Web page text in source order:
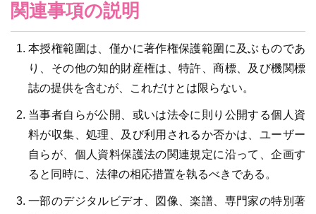
関連事項の説明
本授権範圍は、僅かに著作権保護範圍に及ぶものであ
り、その他の知的財産権は、特許、商標、及び機関標
誌の提供を含むが、これだけとは限らない。
当事者自らが公開、或いは法令に則り公開する個人資
料が収集、処理、及び利用されるか否かは、ユーザー
自らが、個人資料保護法の関連規定に沿って、企画す
ると同時に、法律の相応措置を執るべきである。
一部のデジタルビデオ、図像、楽譜、専門家の特別著